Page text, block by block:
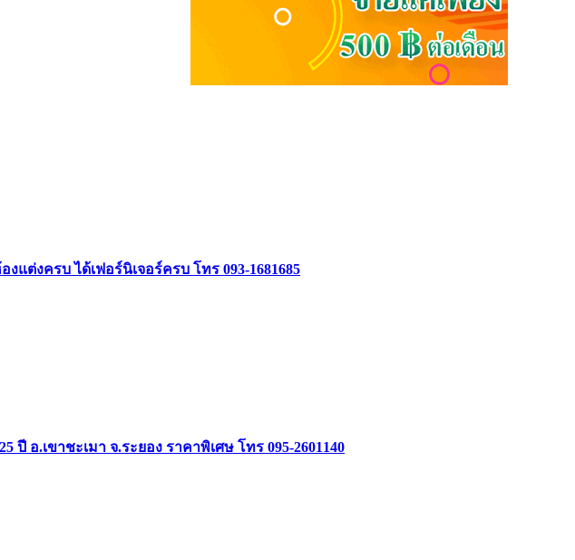
แต่งครบ ได้เฟอร์นิเจอร์ครบ โทร 093-1681685
อ.เขาชะเมา จ.ระยอง ราคาพิเศษ โทร 095-2601140